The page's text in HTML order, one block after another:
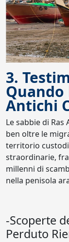
3.
Quando
Antichi
Le sabbie di Ras
ben oltre le
territorio
straordinarie,
millenni di
nella penisola
-Scoperte
Perduto